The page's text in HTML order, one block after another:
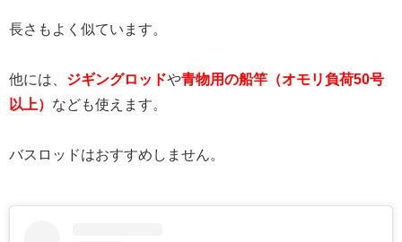
長さもよく似ています。
他には、 ジギングロッドや青物用の船竿（オモリ負荷50号
以上） なども使えます。
バスロッドはおすすめしません。